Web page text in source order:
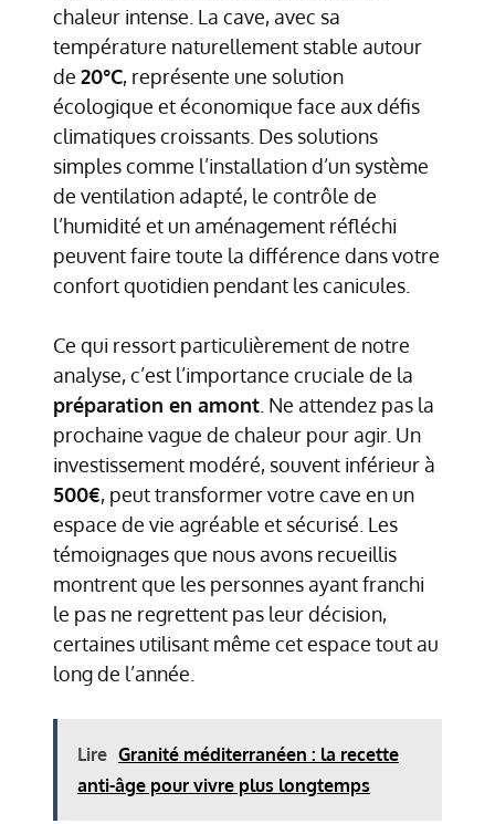
chaleur intense. La cave, avec sa
température naturellement stable autour
de 20°C, représente une solution
écologique et économique face aux défis
climatiques croissants. Des solutions
simples comme l’installation d’un système
de ventilation adapté, le contrôle de
l’humidité et un aménagement réfléchi
peuvent faire toute la différence dans votre
confort quotidien pendant les canicules.
Ce qui ressort particulièrement de notre
analyse, c’est l’importance cruciale de la
préparation en amont . Ne attendez pas la
prochaine vague de chaleur pour agir. Un
investissement modéré, souvent inférieur à
500€, peut transformer votre cave en un
espace de vie agréable et sécurisé. Les
témoignages que nous avons recueillis
montrent que les personnes ayant franchi
le pas ne regrettent pas leur décision,
certaines utilisant même cet espace tout au
long de l’année.
Lire Granité méditerranéen : la recette
anti-âge pour vivre plus longtemps